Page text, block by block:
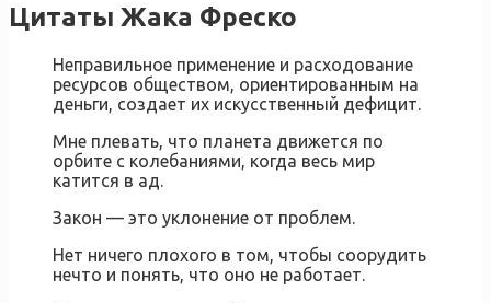
Цитаты Жака Фреско
Неправильное применение и расходование
ресурсов обществом, ориентированным на
деньги, создает их искусственный дефицит.
Мне плевать, что планета движется по
орбите с колебаниями, когда весь мир
катится в ад.
Закон — это уклонение от проблем.
Нет ничего плохого в том, чтобы соорудить
нечто и понять, что оно не работает.